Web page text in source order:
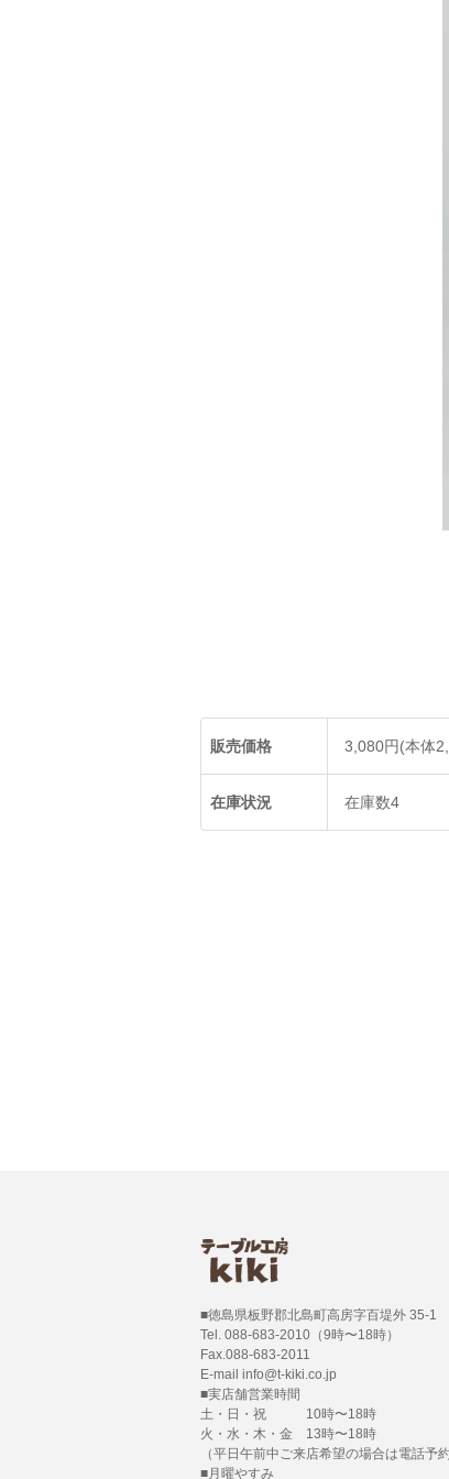
販売価格 3,080円(本体
在庫状況 在庫数4
■徳島県板野郡北島町高房字百堤外 35-1
Tel. 088-683-2010（9時〜18時）
Fax.088-683-2011
E-mail info@t-kiki.co.jp
■実店舗営業時間
土・日・祝 10時〜18時
火・水・木・金 13時〜18時
（平日午前中ご来店希望の場合は電話予
■月曜やすみ